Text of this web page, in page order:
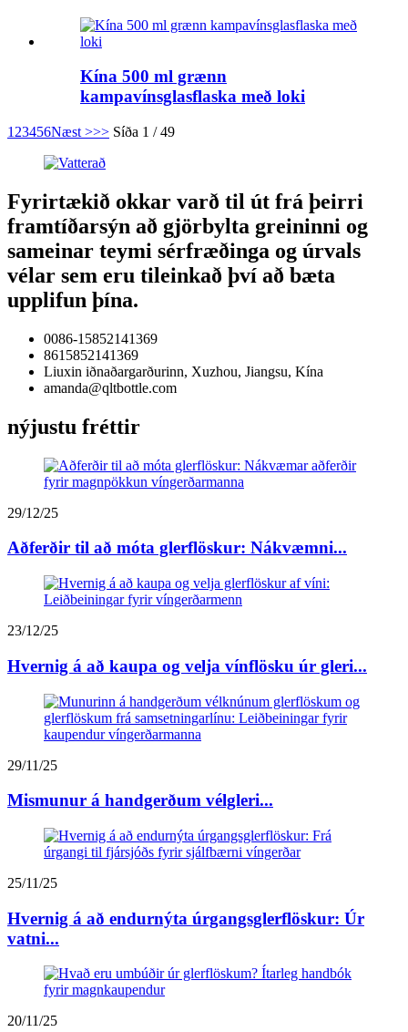
Kína 500 ml grænn
kampavínsglasflaska með loki
1 23456Næst >>> Síða 1 / 49
Fyrirtækið okkar varð til út frá þeirri
framtíðarsýn að gjörbylta greininni og
sameinar teymi sérfræðinga og úrvals
vélar sem eru tileinkað því að bæta
upplifun þína.
0086-15852141369
8615852141369
Liuxin iðnaðargarðurinn, Xuzhou, Jiangsu, Kína
amanda@qltbottle.com
nýjustu fréttir
29/12/25
Aðferðir til að móta glerflöskur: Nákvæmni...
23/12/25
Hvernig á að kaupa og velja vínflösku úr gleri...
29/11/25
Mismunur á handgerðum vélgleri...
25/11/25
Hvernig á að endurnýta úrgangsglerflöskur: Úr
vatni...
20/11/25